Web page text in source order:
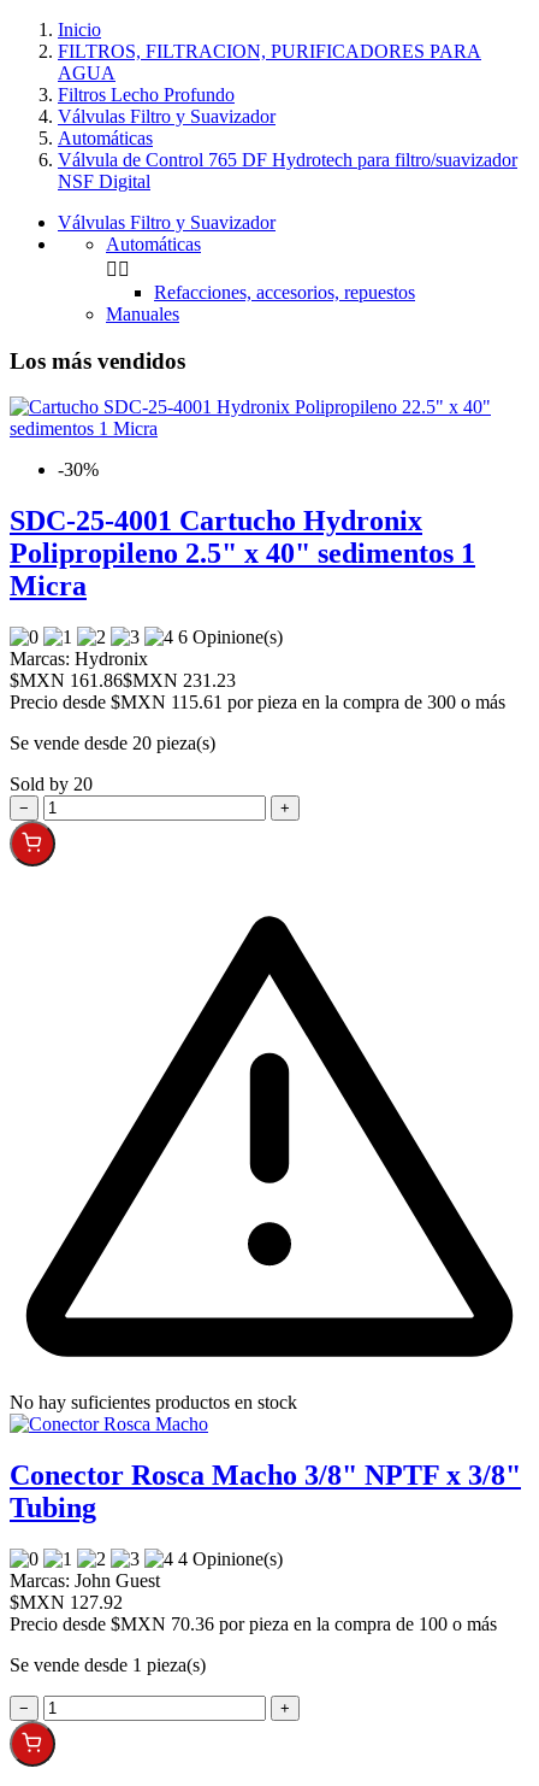
Inicio
FILTROS, FILTRACION, PURIFICADORES PARA
AGUA
Filtros Lecho Profundo
Válvulas Filtro y Suavizador
Automáticas
Válvula de Control 765 DF Hydrotech para filtro/suavizador
NSF Digital
Válvulas Filtro y Suavizador
Automáticas
 
Refacciones, accesorios, repuestos
Manuales
Los más vendidos
-30%
SDC-25-4001 Cartucho Hydronix
Polipropileno 2.5" x 40" sedimentos 1
Micra
6 Opinione(s)
Marcas: Hydronix
$MXN 161.86$MXN 231.23
Precio desde $MXN 115.61 por pieza en la compra de 300 o más
Se vende desde 20 pieza(s)
Sold by 20
− +
No hay suficientes productos en stock
Conector Rosca Macho 3/8" NPTF x 3/8"
Tubing
4 Opinione(s)
Marcas: John Guest
$MXN 127.92
Precio desde $MXN 70.36 por pieza en la compra de 100 o más
Se vende desde 1 pieza(s)
− +